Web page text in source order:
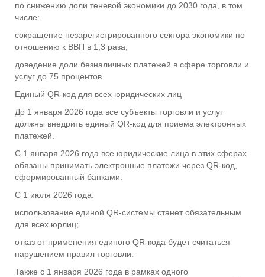
по снижению доли теневой экономики до 2030 года, в том
числе:
сокращение незарегистрированного сектора экономики по
отношению к ВВП в 1,3 раза;
доведение доли безналичных платежей в сфере торговли и
услуг до 75 процентов.
Единый QR-код для всех юридических лиц
До 1 января 2026 года все субъекты торговли и услуг
должны внедрить единый QR-код для приема электронных
платежей.
С 1 января 2026 года все юридические лица в этих сферах
обязаны принимать электронные платежи через QR-код,
сформированный банками.
С 1 июля 2026 года:
использование единой QR-системы станет обязательным
для всех юрлиц;
отказ от применения единого QR-кода будет считаться
нарушением правил торговли.
Также с 1 января 2026 года в рамках одного